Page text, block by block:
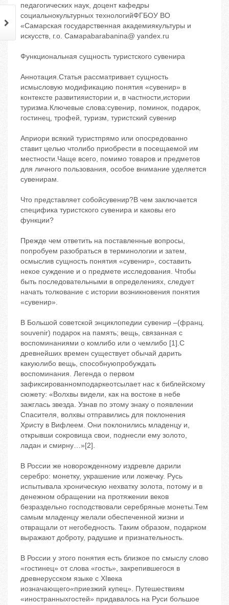
педагогических наук, доцент кафедры
социальнокультурных технологийФГБОУ ВО
«Самарская государственная академиякультуры и
искусств, г.о. Самараbarabanina@ yandex.ru
Функциональная сущность туристского сувенира
Аннотация.Статья рассматривает сущность
исмысловую модификацию понятия «сувенир» в
контексте развитияистории и, в частности,истории
туризма.Ключевые слова:сувенир, поминок, подарок,
гостинец, трофей, туризм, туристский сувенир
Априори всякий туристпрямо или опосредованно
ставит целью чтолибо приобрести в посещаемой им
местности.Чаще всего, помимо товаров и предметов
для личного пользования, особое внимание уделяется
сувенирам.
Что представляет собойсувенир?В чем заключается
специфика туристского сувенира и каковы его
функции?
Прежде чем ответить на поставленные вопросы,
попробуем разобраться в терминологии и затем,
осмыслив сущность понятия «сувенир», составить
некое суждение и о предмете исследования. Чтобы
быть последовательными в определениях, следует
начать толкование с истории возникновения понятия
«сувенир».
В Большой советской энциклопедии сувенир –(франц.
souvenir) подарок на память; вещь, связанная с
воспоминаниями о комлибо или о чемлибо [1].С
древнейших времен существует обычай дарить
какуюлибо вещь, способнуюпробуждать
воспоминания. Легенда о первом
зафиксированномподаркеотсылает нас к библейскому
сюжету: «Волхвы видели, как на востоке в небе
зажглась звезда. Узнав по этому знаку о появлении
Спасителя, волхвы отправились для поклонения
Христу в Вифлеем. Они поклонились младенцу и,
открывши сокровища свои, поднесли ему золото,
ладан и смирну…»[2].
В России же новорожденному издревле дарили
серебро: монетку, украшение или ложечку. Русь
испытывала хроническую нехватку золота, потому и в
денежном обращении на протяжении веков
безраздельно господствовали серебряные монеты.Тем
самым младенцу желали обеспеченной жизни и
отвращали от негобедность. Таким образом, подарком
выражают доброту, радушие и признательность.
В России у этого понятия есть близкое по смыслу слово
«гостинец» от слова «гость», закрепившегося в
древнерусском языке с XIвека
иозначающего«приезжий купец». Путешествиям
«иностранныхгостей» придавалось на Руси большое